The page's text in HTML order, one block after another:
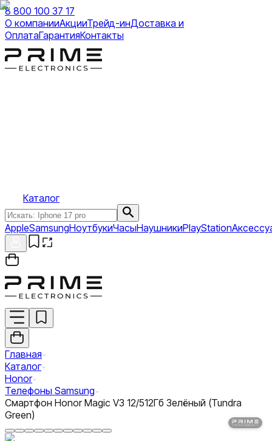
8 800 100 37 17
О компанииАкцииТрейд-инДоставка и
ОплатаГарантияКонтакты
Каталог
AppleSamsungНоутбукиЧасыНаушникиPlayStation
Главная
Каталог
Honor
Телефоны Samsung
Смартфон Honor Magic V3 12/512Гб Зелёный (Tundra
Green)